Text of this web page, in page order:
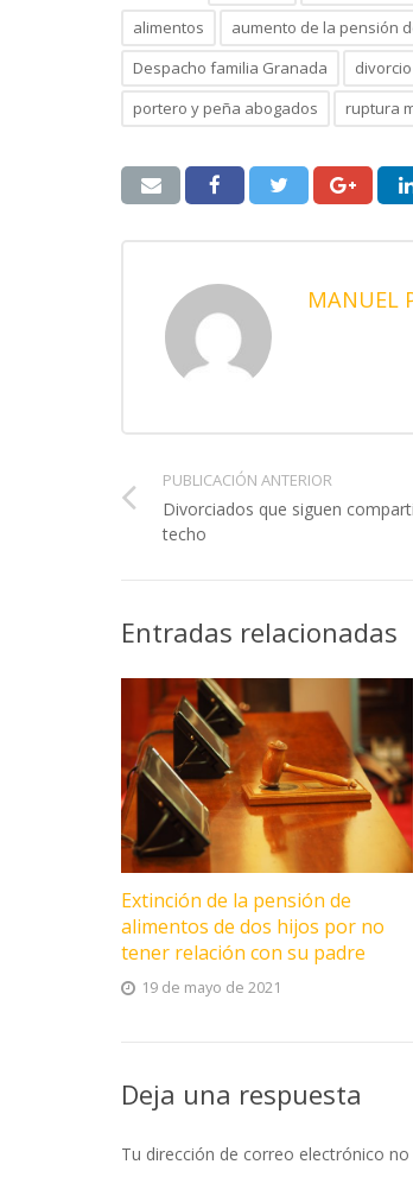
alimentos
aumento de la pensión
Despacho familia Granada
divorcio
portero y peña abogados
ruptura
MANUEL
PUBLICACIÓN ANTERIOR
Divorciados que siguen
techo
Entradas relacionadas
Extinción de la pensión de
alimentos de dos hijos por no
tener relación con su padre
19 de mayo de 2021
Deja una respuesta
Tu dirección de correo electrónico no